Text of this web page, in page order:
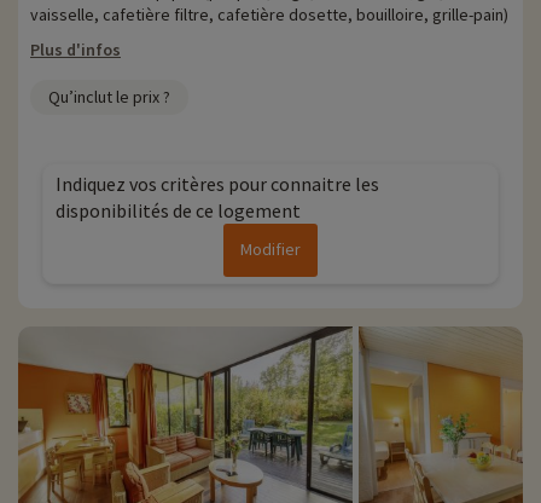
vaisselle, cafetière filtre, cafetière dosette, bouilloire, grille-pain)
Plus d'infos
Qu’inclut le prix ?
Indiquez vos critères pour connaitre les
disponibilités de ce logement
Modifier